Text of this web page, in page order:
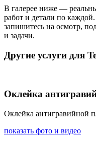
В галерее ниже —
работ и детали по
запишитесь на осмотр,
и задачи.
Другие услуги для
Оклейка
Оклейка антигравийной
показать фото и видео